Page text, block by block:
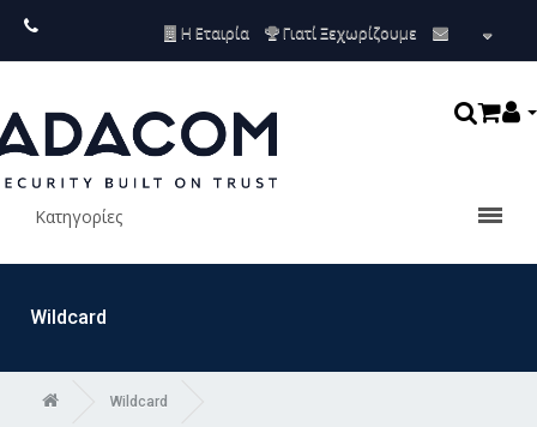
Η Εταιρία Γιατί Ξεχωρίζουμε
Κατηγορίες
Wildcard
Wildcard